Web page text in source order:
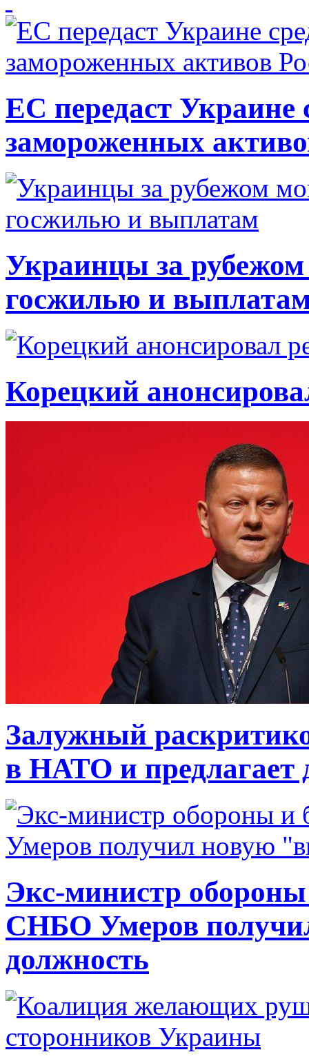
ЕС передаст Украине
замороженных
Украинцы за рубежом
госжилью и
Корецкий
Залужный
в НАТО и предлагает
Экс-министр
СНБО Умеров
должность